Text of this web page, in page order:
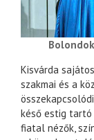
Kisvárda
szakmai és a
késő estig
fiatal nézők,